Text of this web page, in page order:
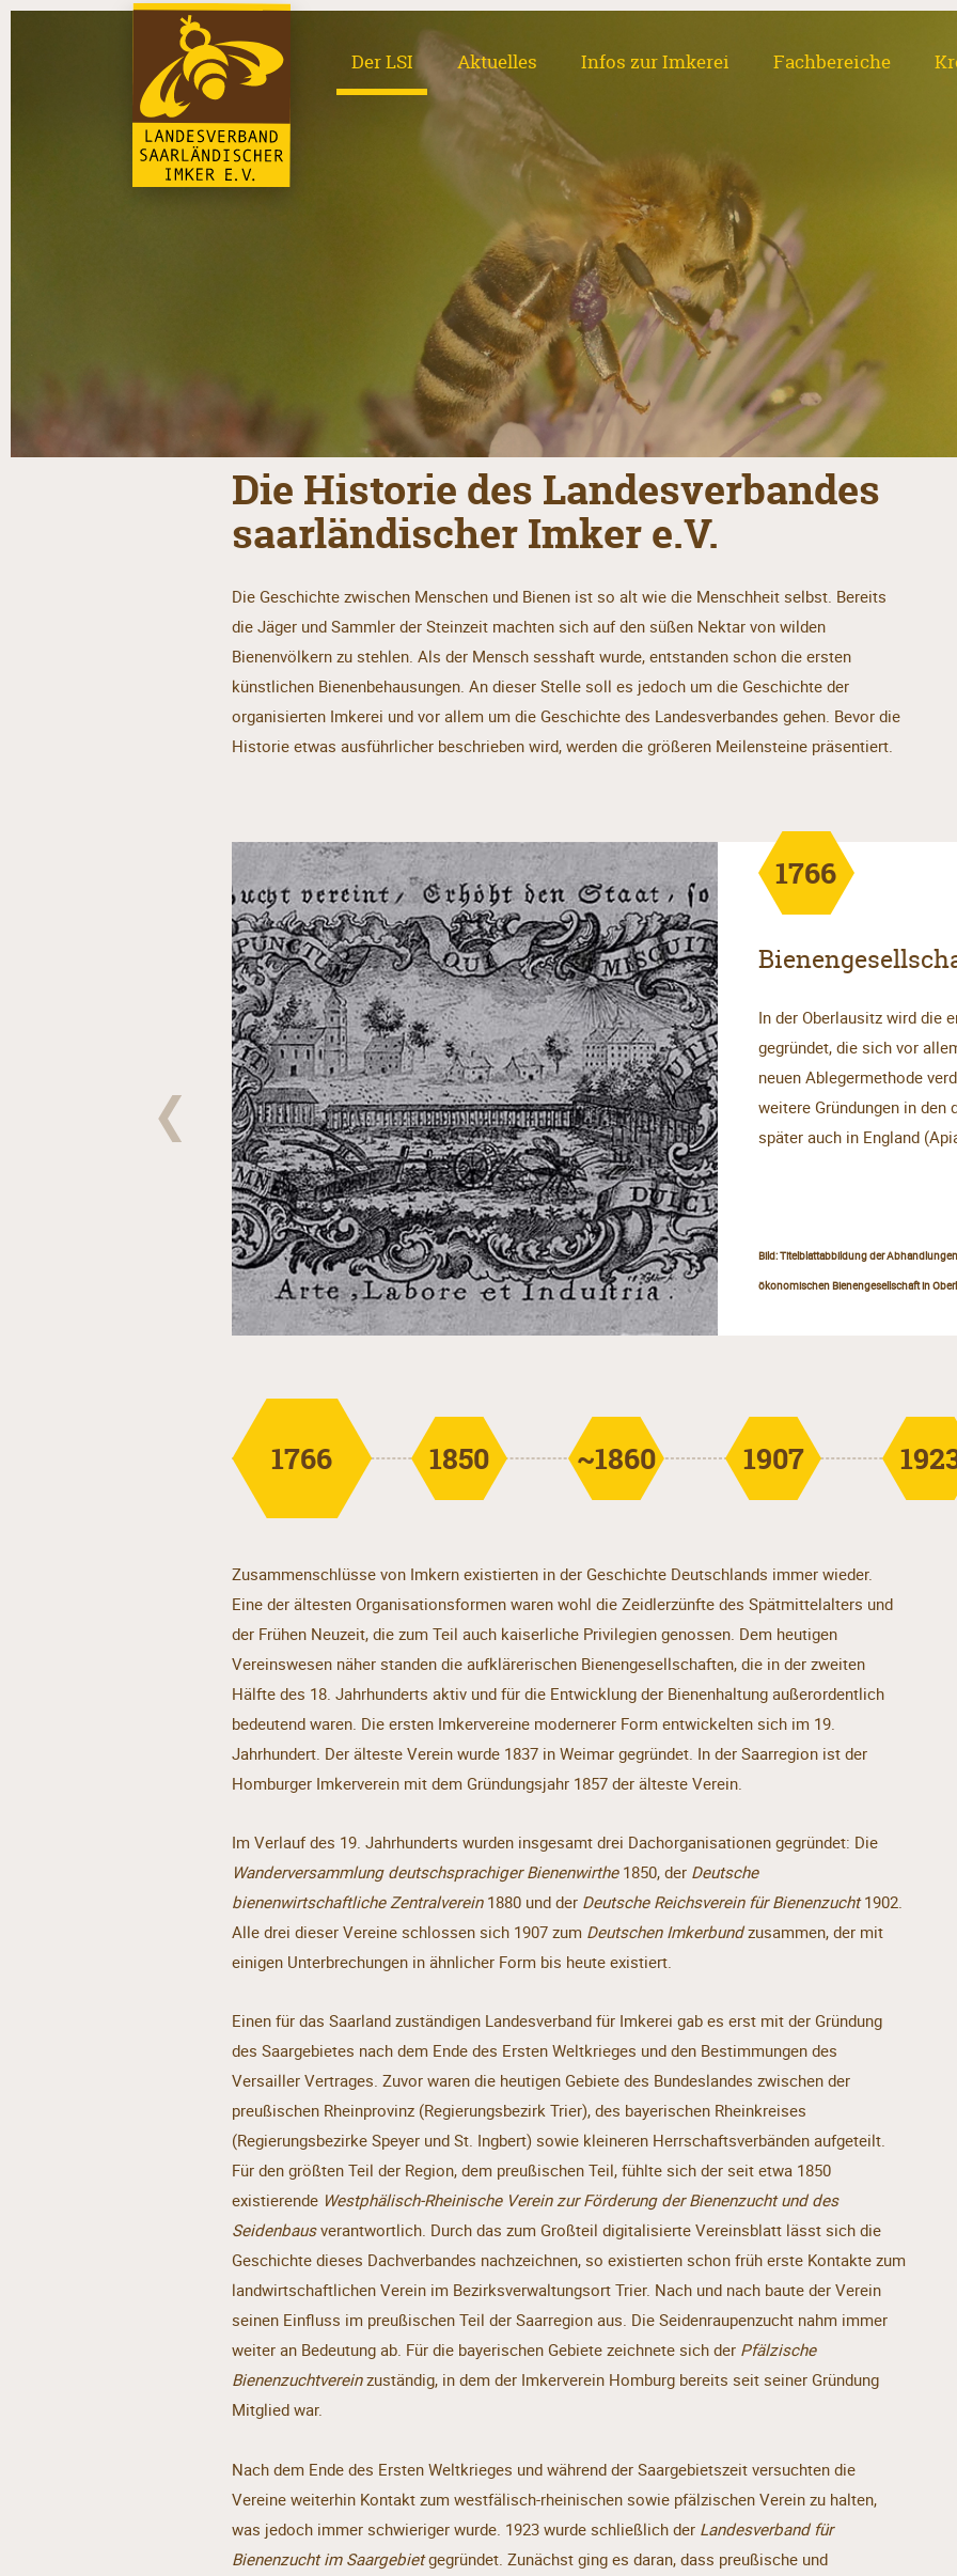
Der LSI Aktuelles Infos zur Imkerei Fachbereiche
Die Historie des Landesverbandes
saarländischer Imker e.V.
Die Geschichte zwischen Menschen und Bienen ist so alt wie die Menschheit selbst. Bereits
die Jäger und Sammler der Steinzeit machten sich auf den süßen Nektar von wilden
Bienenvölkern zu stehlen. Als der Mensch sesshaft wurde, entstanden schon die ersten
künstlichen Bienenbehausungen. An dieser Stelle soll es jedoch um die Geschichte der
organisierten Imkerei und vor allem um die Geschichte des Landesverbandes gehen. Bevor die
Historie etwas ausführlicher beschrieben wird, werden die größeren Meilensteine präsentiert.
In der Oberlausitz wird die
gegründet, die sich vor
neuen Ablegermethode
weitere Gründungen in den
später auch in England
Bild: Titelblattabbildung der
ökonomischen Bienengesellschaft in
1766
1766 1850 ~1860 1907
Zusammenschlüsse von Imkern existierten in der Geschichte Deutschlands immer wieder.
Eine der ältesten Organisationsformen waren wohl die Zeidlerzünfte des Spätmittelalters und
der Frühen Neuzeit, die zum Teil auch kaiserliche Privilegien genossen. Dem heutigen
Vereinswesen näher standen die aufklärerischen Bienengesellschaften, die in der zweiten
Hälfte des 18. Jahrhunderts aktiv und für die Entwicklung der Bienenhaltung außerordentlich
bedeutend waren. Die ersten Imkervereine modernerer Form entwickelten sich im 19.
Jahrhundert. Der älteste Verein wurde 1837 in Weimar gegründet. In der Saarregion ist der
Homburger Imkerverein mit dem Gründungsjahr 1857 der älteste Verein.
Im Verlauf des 19. Jahrhunderts wurden insgesamt drei Dachorganisationen gegründet: Die
Wanderversammlung deutschsprachiger Bienenwirthe1850, der Deutsche
bienenwirtschaftliche Zentralverein1880 und der Deutsche Reichsverein für Bienenzucht1902.
Alle drei dieser Vereine schlossen sich 1907 zum Deutschen Imkerbundzusammen, der mit
einigen Unterbrechungen in ähnlicher Form bis heute existiert.
Einen für das Saarland zuständigen Landesverband für Imkerei gab es erst mit der Gründung
des Saargebietes nach dem Ende des Ersten Weltkrieges und den Bestimmungen des
Versailler Vertrages. Zuvor waren die heutigen Gebiete des Bundeslandes zwischen der
preußischen Rheinprovinz (Regierungsbezirk Trier), des bayerischen Rheinkreises
(Regierungsbezirke Speyer und St. Ingbert) sowie kleineren Herrschaftsverbänden aufgeteilt.
Für den größten Teil der Region, dem preußischen Teil, fühlte sich der seit etwa 1850
existierende Westphälisch-Rheinische Verein zur Förderung der Bienenzucht und des
Seidenbausverantwortlich. Durch das zum Großteil digitalisierte Vereinsblatt lässt sich die
Geschichte dieses Dachverbandes nachzeichnen, so existierten schon früh erste Kontakte zum
landwirtschaftlichen Verein im Bezirksverwaltungsort Trier. Nach und nach baute der Verein
seinen Einfluss im preußischen Teil der Saarregion aus. Die Seidenraupenzucht nahm immer
weiter an Bedeutung ab. Für die bayerischen Gebiete zeichnete sich der Pfälzische
Bienenzuchtvereinzuständig, in dem der Imkerverein Homburg bereits seit seiner Gründung
Mitglied war.
Nach dem Ende des Ersten Weltkrieges und während der Saargebietszeit versuchten die
Vereine weiterhin Kontakt zum westfälisch-rheinischen sowie pfälzischen Verein zu halten,
was jedoch immer schwieriger wurde. 1923 wurde schließlich der Landesverband für
Bienenzucht im Saargebietgegründet. Zunächst ging es daran, dass preußische und